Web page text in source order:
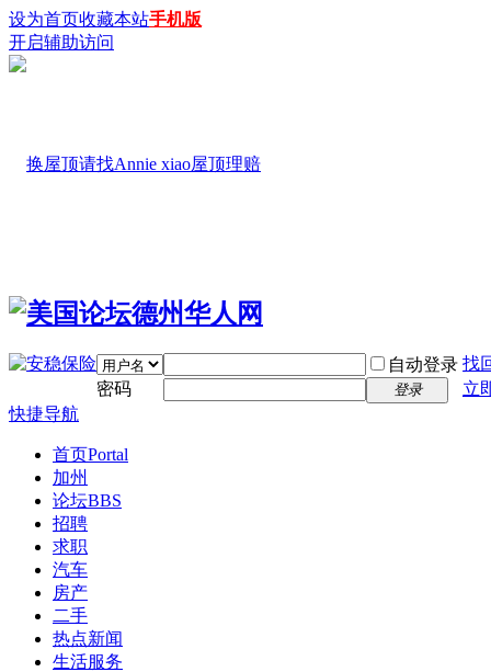
设为首页收藏本站手机版
开启辅助访问
自动登录 找
密码
登录
立
快捷导航
首页Portal
加州
论坛BBS
招聘
求职
汽车
房产
二手
热点新闻
生活服务